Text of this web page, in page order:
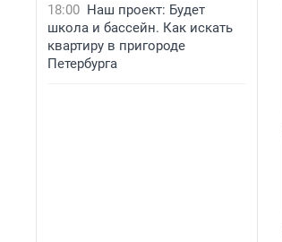
18:00 Наш проект: Будет
школа и бассейн. Как искать
квартиру в пригороде
Петербурга